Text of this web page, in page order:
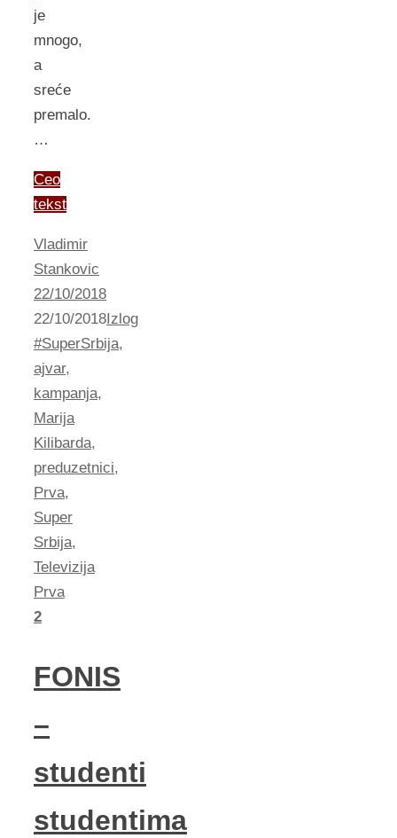
je
mnogo,
a
sreće
premalo.
…
Ceo
tekst
Vladimir
Stankovic
22/10/2018
22/10/2018Izlog
#SuperSrbija,
ajvar,
kampanja,
Marija
Kilibarda,
preduzetnici,
Prva,
Super
Srbija,
Televizija
Prva
2
FONIS
–
studenti
studentima